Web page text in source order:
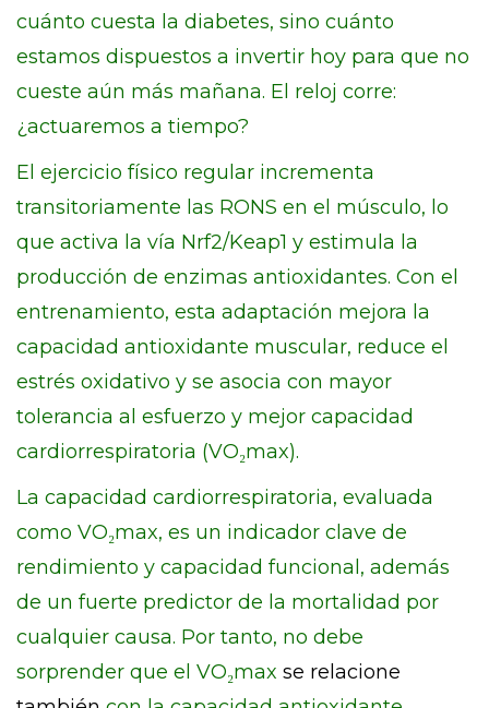
cuánto cuesta la diabetes, sino cuánto
estamos dispuestos a invertir hoy para que no
cueste aún más mañana. El reloj corre:
¿actuaremos a tiempo?
El ejercicio físico regular incrementa
transitoriamente las RONS en el músculo, lo
que activa la vía Nrf2/Keap1 y estimula la
producción de enzimas antioxidantes. Con el
entrenamiento, esta adaptación mejora la
capacidad antioxidante muscular, reduce el
estrés oxidativo y se asocia con mayor
tolerancia al esfuerzo y mejor capacidad
cardiorrespiratoria (VO₂max).
La capacidad cardiorrespiratoria, evaluada
como VO₂max, es un indicador clave de
rendimiento y capacidad funcional, además
de un fuerte predictor de la mortalidad por
cualquier causa. Por tanto, no debe
sorprender que el VO₂max se relacione